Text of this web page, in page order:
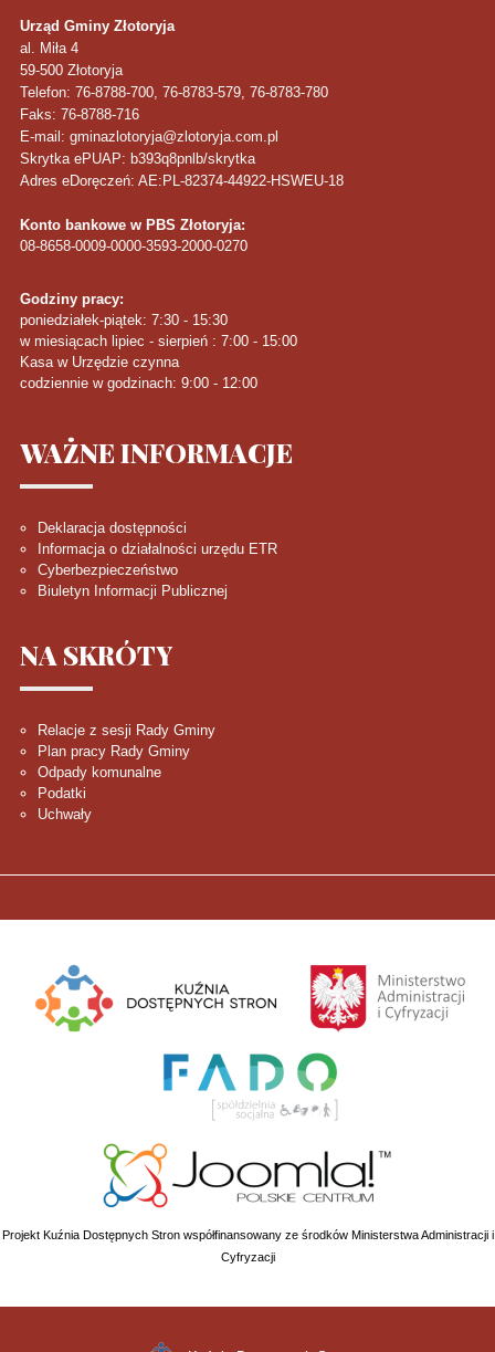
Urząd Gminy Złotoryja
al. Miła 4
59-500 Złotoryja
Telefon: 76-8788-700, 76-8783-579, 76-8783-780
Faks: 76-8788-716
E-mail: gminazlotoryja@zlotoryja.com.pl
Skrytka ePUAP: b393q8pnlb/skrytka
Adres eDoręczeń: AE:PL-82374-44922-HSWEU-18
Konto bankowe w PBS Złotoryja:
08-8658-0009-0000-3593-2000-0270
Godziny pracy:
poniedziałek-piątek: 7:30 - 15:30
w miesiącach lipiec - sierpień : 7:00 - 15:00
Kasa w Urzędzie czynna
codziennie w godzinach: 9:00 - 12:00
WAŻNEINFORMACJE
Deklaracja dostępności
Informacja o działalności urzędu ETR
Cyberbezpieczeństwo
Biuletyn Informacji Publicznej
NA SKRÓTY
Relacje z sesji Rady Gminy
Plan pracy Rady Gminy
Odpady komunalne
Podatki
Uchwały
Projekt Kuźnia Dostępnych Stron współfinansowany ze środków Ministerstwa Administracji i
Cyfryzacji